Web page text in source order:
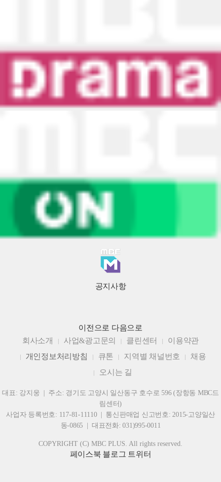
공지사항
이전으로 다음으로
회사소개
사업&광고문의 클린센터
이용약관
개인정보처리방침
큐톤 지역별 채널번호
채용
오시는 길
대표: 강지웅 | 주소: 경기도 고양시 일산동구 호수로 596 (장항동 MBC드
림센터)
사업자 등록번호: 117-81-11110 | 통신판매업 신고번호: 2015-고양일산
동-0865 | 대표전화: 031)995-0011
COPYRIGHT (C) MBC PLUS. All rights reserved.
페이스북 블로그 트위터